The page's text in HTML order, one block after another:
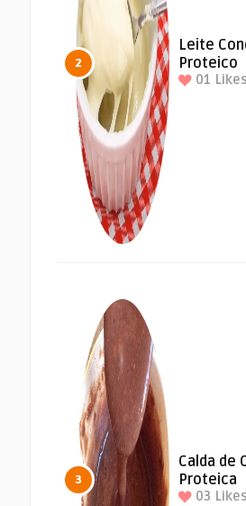
2
Leite
Proteico
01
3
Calda de
Proteica
03